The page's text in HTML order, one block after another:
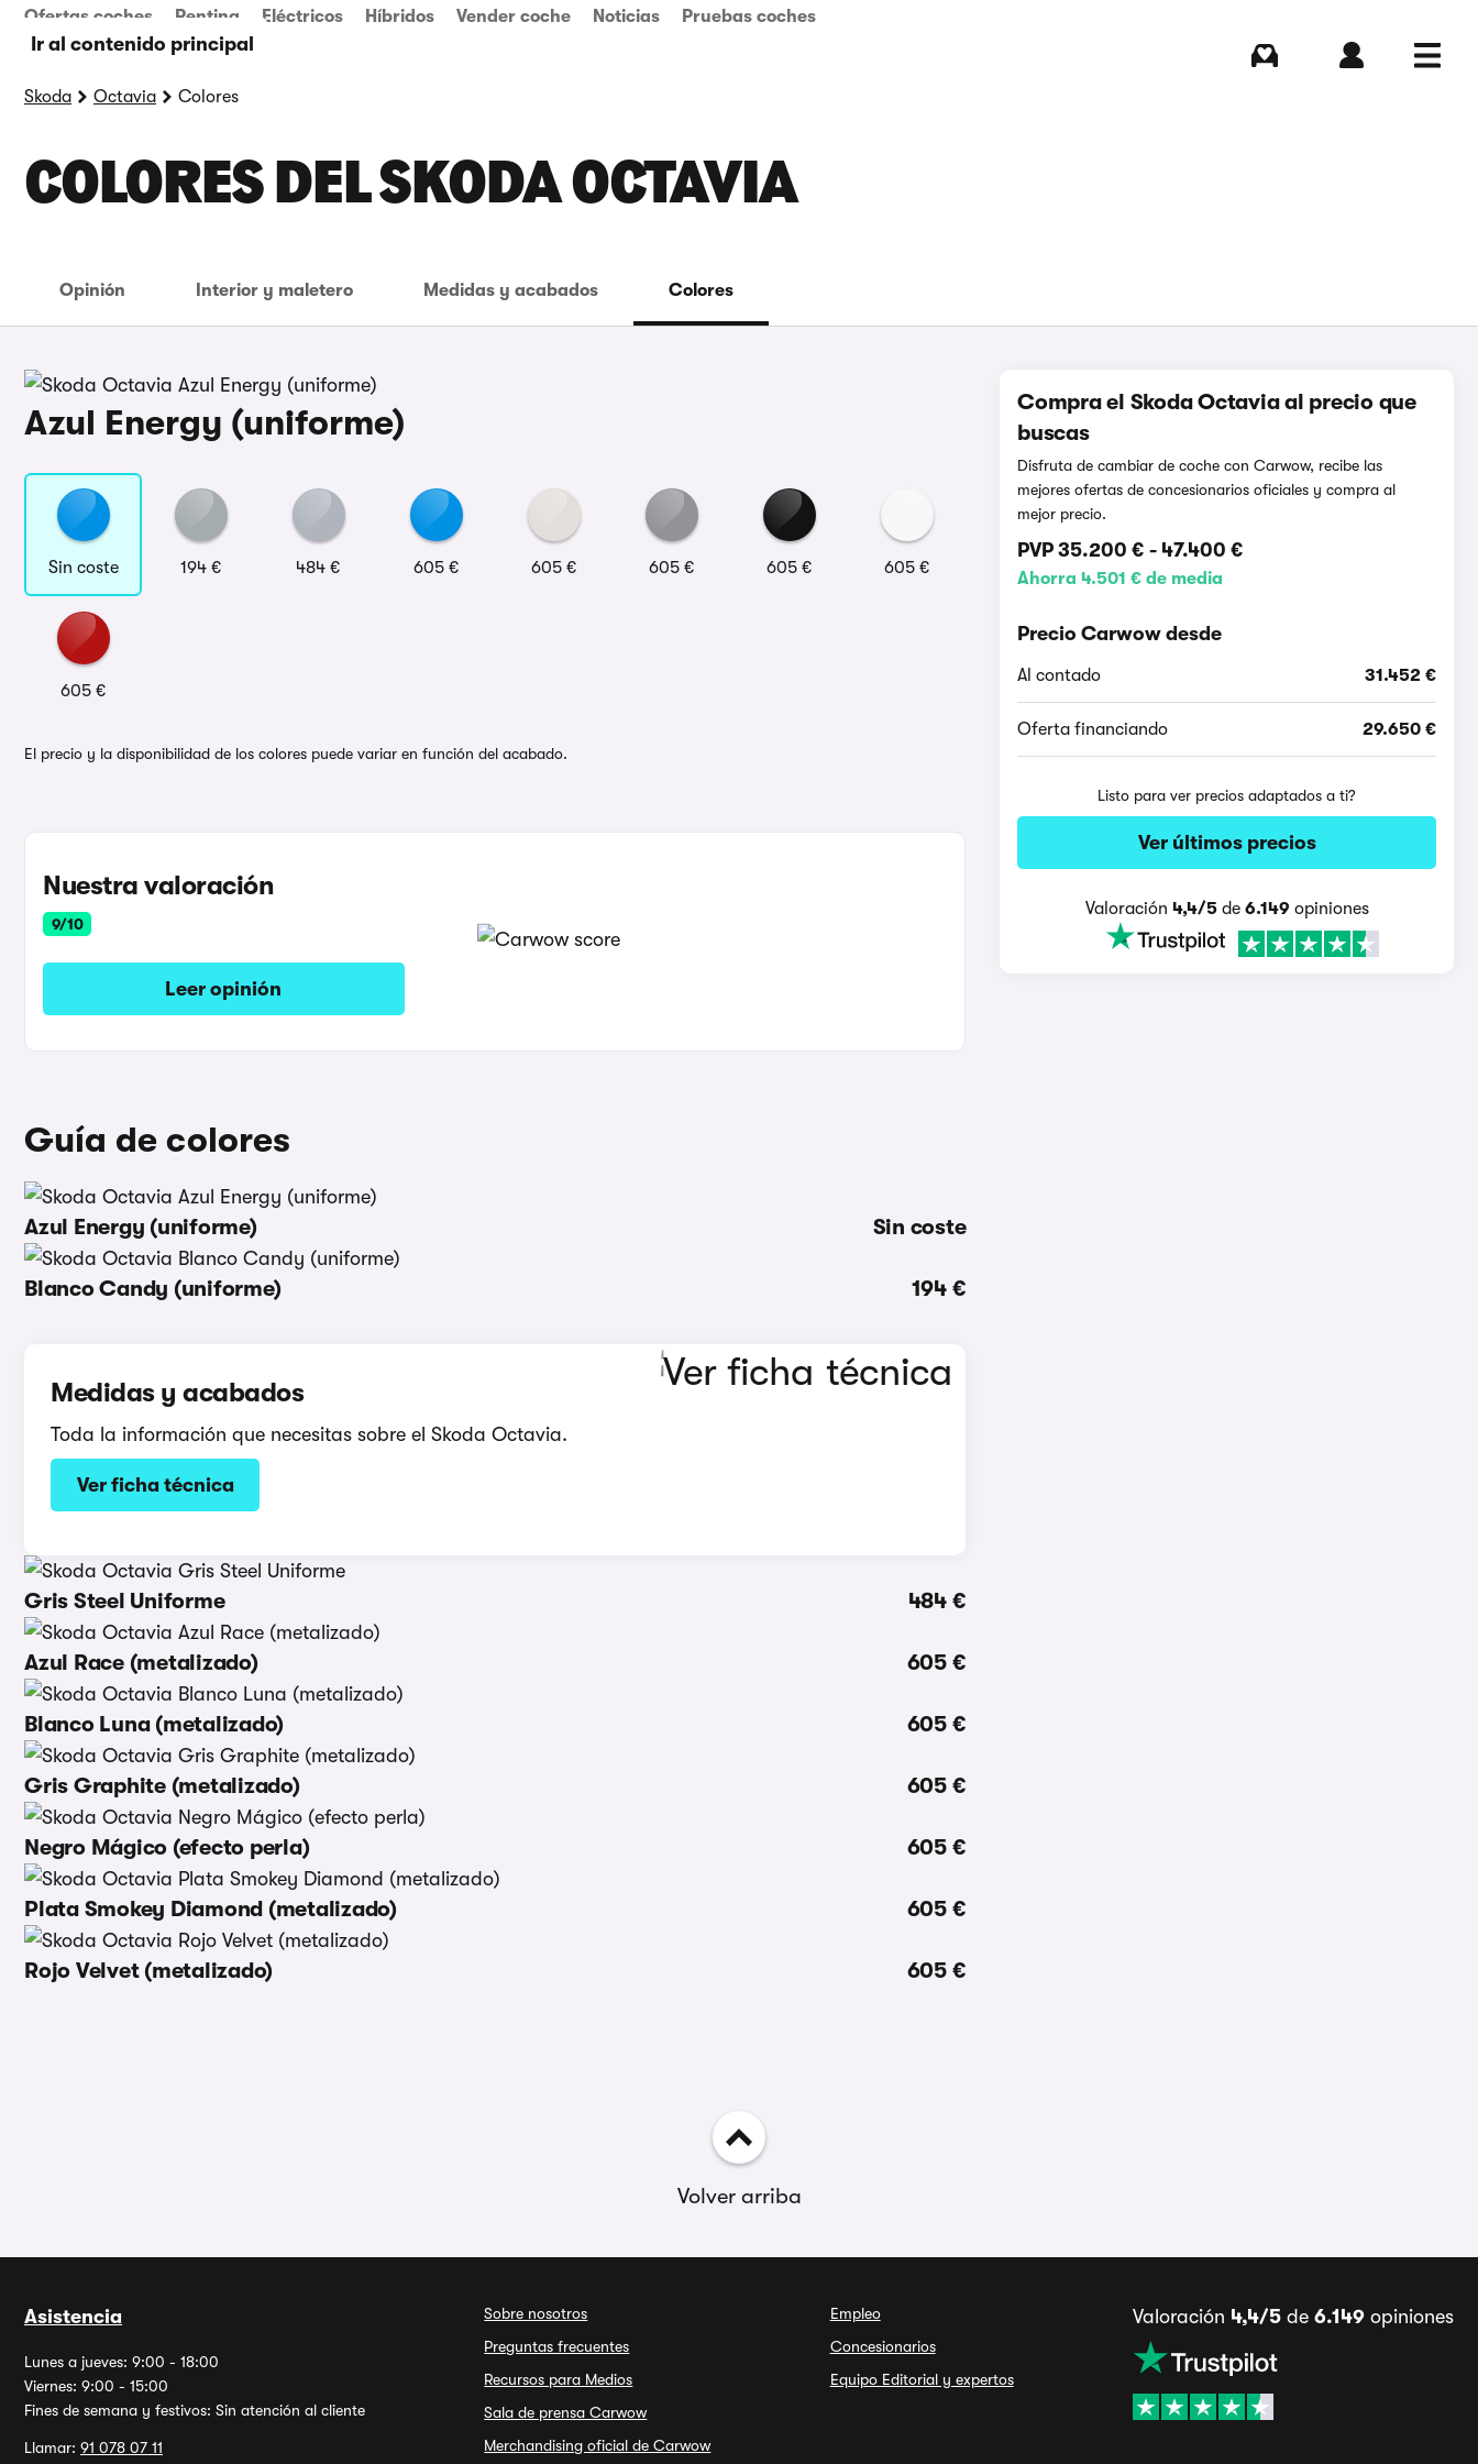
Ir al contenido principal
Ofertas coches Renting Eléctricos Híbridos Vender coche Noticias Pruebas coches
Skoda Octavia Colores
COLORES DEL SKODA OCTAVIA
Opinión Interior y maletero Medidas y acabados Colores
Azul Energy (uniforme)
Sin coste 194 € 484 € 605 € 605 € 605 € 605 € 605 €
605 €
El precio y la disponibilidad de los colores puede variar en función del acabado.
Nuestra valoración
9/10
Leer opinión
Guía de colores
Azul Energy (uniforme) Sin coste
Blanco Candy (uniforme) 194 €
Medidas y acabados
Toda la información que necesitas sobre el Skoda Octavia.
Ver ficha técnica
Gris Steel Uniforme 484 €
Azul Race (metalizado) 605 €
Blanco Luna (metalizado) 605 €
Gris Graphite (metalizado) 605 €
Negro Mágico (efecto perla) 605 €
Plata Smokey Diamond (metalizado) 605 €
Rojo Velvet (metalizado) 605 €
Compra el Skoda Octavia al precio que
buscas
Disfruta de cambiar de coche con Carwow, recibe las
mejores ofertas de concesionarios oficiales y compra al
mejor precio.
PVP35.200 € - 47.400 €
Ahorra 4.501 € de media
Precio Carwow desde
Al contado 31.452 €
Oferta financiando 29.650 €
Listo para ver precios adaptados a ti?
Ver últimos precios
Valoración 4,4/5de 6.149 opiniones
Volver arriba
Asistencia
Lunes a jueves: 9:00 - 18:00
Viernes: 9:00 - 15:00
Fines de semana y festivos: Sin atención al cliente
Llamar: 91 078 07 11
Sobre nosotros
Preguntas frecuentes
Recursos para Medios
Sala de prensa Carwow
Merchandising oficial de Carwow
Empleo
Concesionarios
Equipo Editorial y expertos
Valoración 4,4/5de 6.149opiniones